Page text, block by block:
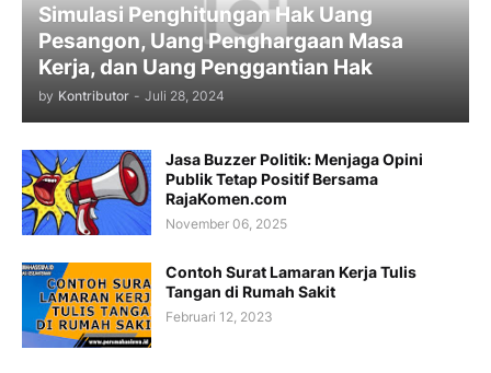
Simulasi Penghitungan Hak Uang
Pesangon, Uang Penghargaan Masa
Kerja, dan Uang Penggantian Hak
by Kontributor - Juli 28, 2024
Jasa Buzzer Politik: Menjaga Opini
Publik Tetap Positif Bersama
RajaKomen.com
November 06, 2025
Contoh Surat Lamaran Kerja Tulis
Tangan di Rumah Sakit
Februari 12, 2023